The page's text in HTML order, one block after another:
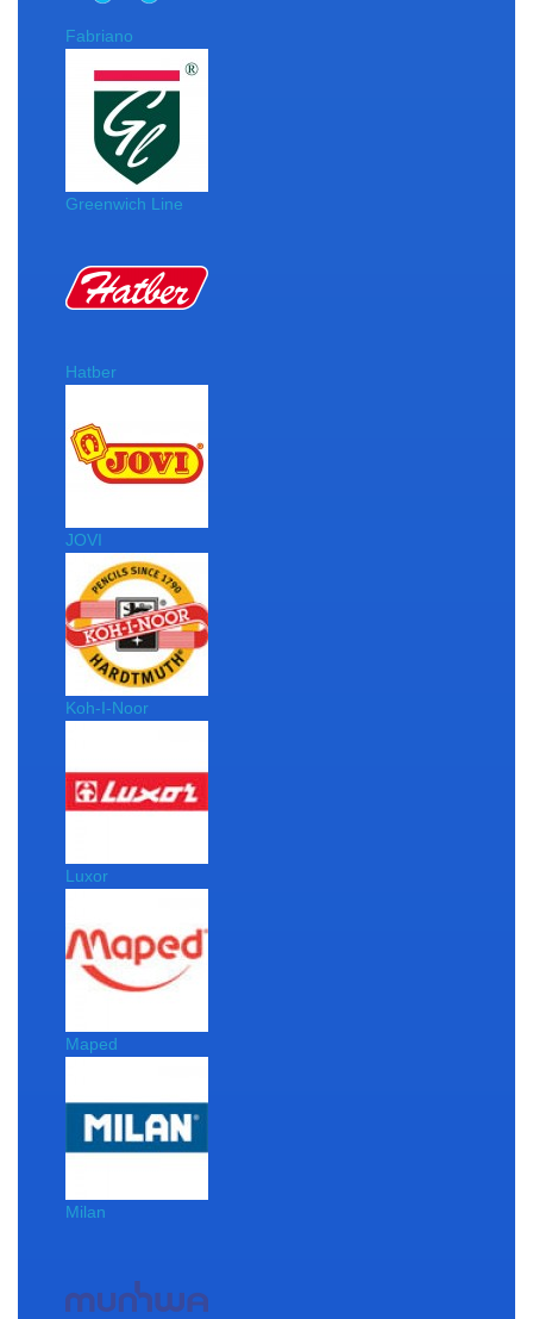
Fabriano
Greenwich Line
Hatber
JOVI
Koh-I-Noor
Luxor
Maped
Milan